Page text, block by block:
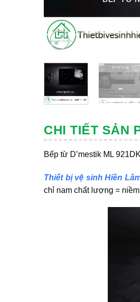
CHI TIẾT SẢN
Bếp từ D’mestik ML
Thiết bị vệ sinh Hiền
chỉ nam chất lượng = niềm